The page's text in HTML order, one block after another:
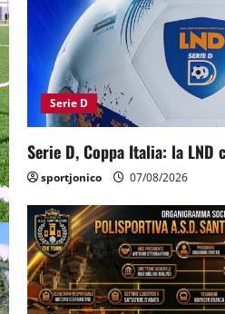
Serie D
Serie D, Coppa Italia: la LND
sportjonico 07/08/2026